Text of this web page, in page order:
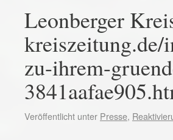
Leonberger
kreiszeitung.de/
zu-ihrem-
Veröffentlicht unter Presse,